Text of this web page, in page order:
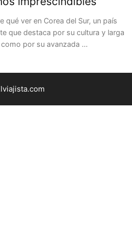
qué ver en Corea del Sur, un país
que destaca por su cultura y larga
por su avanzada …